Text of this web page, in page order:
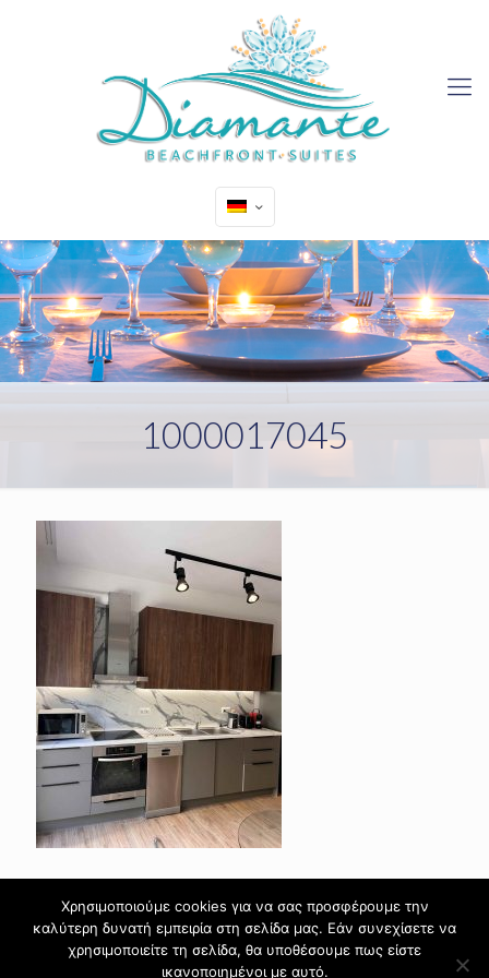
1000017045
Χρησιμοποιούμε cookies για να σας προσφέρουμε την
καλύτερη δυνατή εμπειρία στη σελίδα μας. Εάν συνεχίσετε να
χρησιμοποιείτε τη σελίδα, θα υποθέσουμε πως είστε
ικανοποιημένοι με αυτό.